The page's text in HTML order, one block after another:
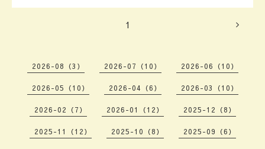
1
2026-08（3） 2026-07（10） 2026-06（10）
2026-05（10） 2026-04（6） 2026-03（10）
2026-02（7） 2026-01（12） 2025-12（8）
2025-11（12） 2025-10（8） 2025-09（6）